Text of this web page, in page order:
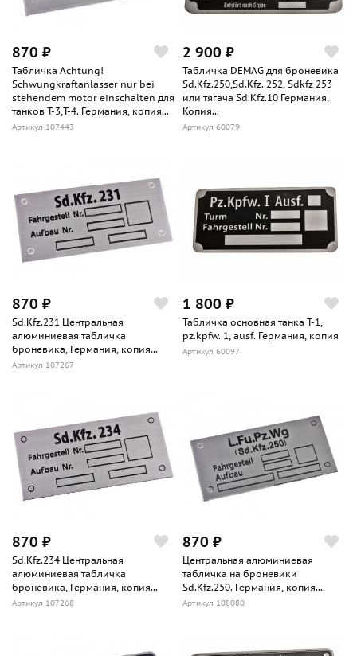
870 ₽
Табличка Achtung!
Schwungkraftanlasser nur bei
stehendem motor einschalten для
танков Т-3,Т-4. Германия, копия...
Артикул 107443
2 900 ₽
Табличка DEMAG для броневика
Sd.Kfz.250,Sd.Kfz. 252, Sdkfz 253
или тягача Sd.Kfz.10 Германия,
Копия...
Артикул 60079
870 ₽
Sd.Kfz.231 Центральная
алюминиевая табличка
броневика, Германия, копия...
Артикул 107267
1 800 ₽
Табличка основная танка Т-1,
pz.kpfw. 1, ausf. Германия, копия
Артикул 60097
870 ₽
Sd.Kfz.234 Центральная
алюминиевая табличка
броневика, Германия, копия...
Артикул 107268
870 ₽
Центральная алюминиевая
табличка на броневики
Sd.Kfz.250. Германия, копия....
Артикул 108080